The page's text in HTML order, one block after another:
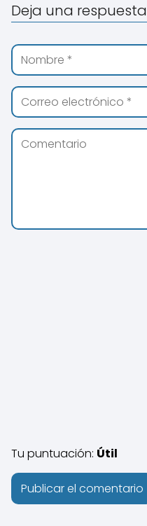
Deja una respuesta
Tu puntuación: Útil